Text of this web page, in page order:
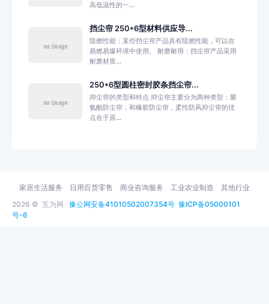
高低温性的一...
挡尘帘 250*6型材料供应导...
阻燃性能：某些挡尘帘产品具有阻燃性能，可以在
易燃易爆环境中使用。 耐磨耐用：挡尘帘产品采用
耐磨材质...
250*6型圆柱密封胶条挡尘帘...
抑尘帘的类型和特点 抑尘帘主要分为两种类型：聚
氨酯防尘帘，和橡胶防尘帘，柔性防风抑尘帘的优
点在于原...
2026 © 互为网 豫公网安备41010502007354号 豫ICP备05000101
号-6
家居生活服务 日用百货零售 商业咨询服务 工业农业制造 其他行业